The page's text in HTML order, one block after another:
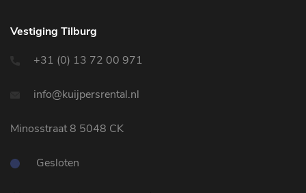
Vestiging Tilburg
+31 (0) 13 72 00 971
info@kuijpersrental.nl
Minosstraat 8 5048 CK
Gesloten